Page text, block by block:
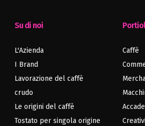
Su di noi
L'Azienda
I Brand
Lavorazione del caffè
crudo
Le origini del caffè
Tostato per singola origine
Caffè